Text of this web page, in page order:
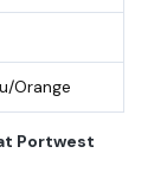
Orange
Portwest